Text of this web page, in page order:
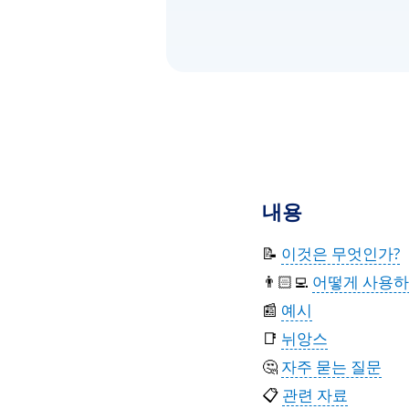
내용
📝 이것은 무엇인가?
👨🏻‍💻 어떻게 사용
📰 예시
📑 뉘앙스
🤔 자주 묻는 질문
📋 관련 자료